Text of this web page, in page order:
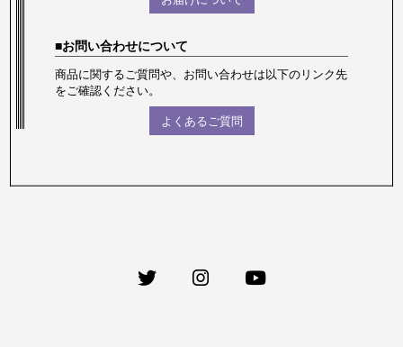
お問い合わせについて
商品に関するご質問や、お問い合わせは以下のリンク先
をご確認ください。
よくあるご質問